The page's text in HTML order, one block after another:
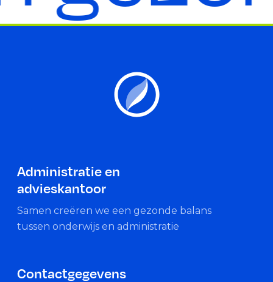
Administratie en
advieskantoor
Samen creëren we een gezonde balans
tussen onderwijs en administratie
Contactgegevens